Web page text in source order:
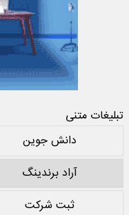
تبلیغات متنی
دانش جوین
آراد برندینگ
ثبت شرکت